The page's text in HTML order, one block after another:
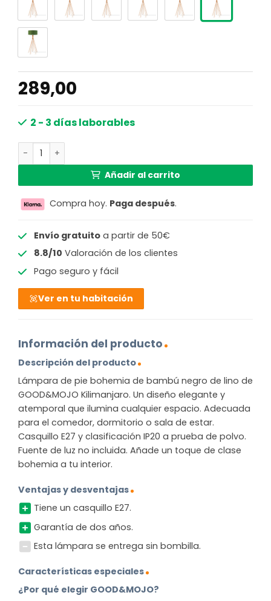
289,00
2 - 3 días laborables
Lámpara de pie bohemia negra de bambú_lino GOOD &
Añadir al carrito
Compra hoy. Paga después.
Envío gratuitoa partir de 50€
8.8/10 Valoración de los clientes
Pago seguro y fácil
Ver en tu habitación
Información del producto
Descripción del producto
Lámpara de pie bohemia de bambú negro de lino de
GOOD&MOJO Kilimanjaro. Un diseño elegante y
atemporal que ilumina cualquier espacio. Adecuada
para el comedor, dormitorio o sala de estar.
Casquillo E27 y clasificación IP20 a prueba de polvo.
Fuente de luz no incluida. Añade un toque de clase
bohemia a tu interior.
Ventajas y desventajas
Tiene un casquillo E27.
Garantía de dos años.
Esta lámpara se entrega sin bombilla.
Características especiales
¿Por qué elegir GOOD&MOJO?